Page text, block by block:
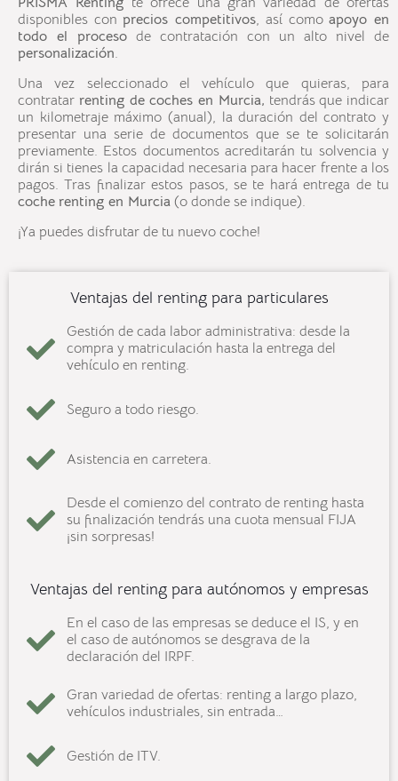
disponibles con precios competitivos, así comoapoyo en
todo el proceso de contratación con un alto nivel de
personalización.
Una vez seleccionado el vehículo que quieras, para
contratar renting de coches en Murcia, tendrás que indicar
un kilometraje máximo (anual), la duración del contrato y
presentar una serie de documentos que se te solicitarán
previamente. Estos documentos acreditarán tu solvencia y
dirán si tienes la capacidad necesaria para hacer frente a los
pagos. Tras finalizar estos pasos, se te hará entrega de tu
coche renting en Murcia (o donde se indique).
¡Ya puedes disfrutar de tu nuevo coche!
Ventajas del renting para particulares
Gestión de cada labor administrativa: desde la
compra y matriculación hasta la entrega del
vehículo en renting.
Seguro a todo riesgo.
Asistencia en carretera.
Desde el comienzo del contrato de renting hasta
su finalización tendrás una cuota mensual FIJA
¡sin sorpresas!
Ventajas del renting para autónomos y empresas
En el caso de las empresas se deduce el IS, y en
el caso de autónomos se desgrava de la
declaración del IRPF.
Gran variedad de ofertas: renting a largo plazo,
vehículos industriales, sin entrada…
Gestión de ITV.